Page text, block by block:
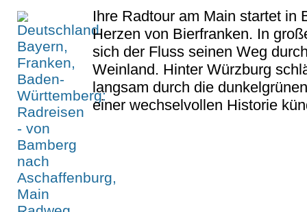
Ihre Radtour am Main startet in
Herzen von Bierfranken. In
sich der Fluss seinen Weg
Weinland. Hinter Würzburg
langsam durch die
einer wechselvollen Historie